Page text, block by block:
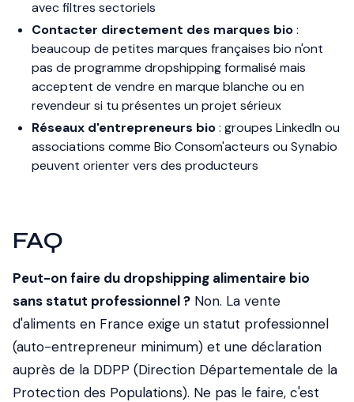
avec filtres sectoriels
Contacter directement des marques bio:
beaucoup de petites marques françaises bio n'ont
pas de programme dropshipping formalisé mais
acceptent de vendre en marque blanche ou en
revendeur si tu présentes un projet sérieux
Réseaux d'entrepreneurs bio: groupes LinkedIn ou
associations comme Bio Consom'acteurs ou Synabio
peuvent orienter vers des producteurs
FAQ
Peut-on faire du dropshipping alimentaire bio
sans statut professionnel ? Non. La vente
d'aliments en France exige un statut professionnel
(auto-entrepreneur minimum) et une déclaration
auprès de la DDPP (Direction Départementale de la
Protection des Populations). Ne pas le faire, c'est